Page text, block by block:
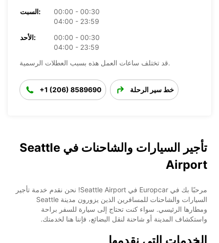
السبت:
00:00 - 00:30
04:00 - 23:59
الأحد:
00:00 - 00:30
04:00 - 23:59
قد تختلف ساعات العمل هذه بسبب العطلات الرسمية.
+1 (206) 8589690 خط سير الرحلة
تأجير السيارات والشاحنات في Seattle
Airport
مرحبًا بك في Europcar في Seattle Airport! نحن نقدم خدمة تأجير
السيارات والشاحنات للمسافرين الذين يزورون مدينة Seattle
ومطارها الرئيسي. سواء كنت تحتاج إلى سيارة للسفر براحة
واستكشاف المدينة أو شاحنة لنقل البضائع، فإننا هنا لخدمتك.